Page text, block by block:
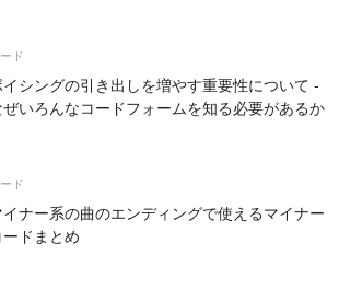
ド
シングの引き出しを増やす重要性について -
ぜいろんなコードフォームを知る必要があるか
ド
イナー系の曲のエンディングで使えるマイナー
ードまとめ